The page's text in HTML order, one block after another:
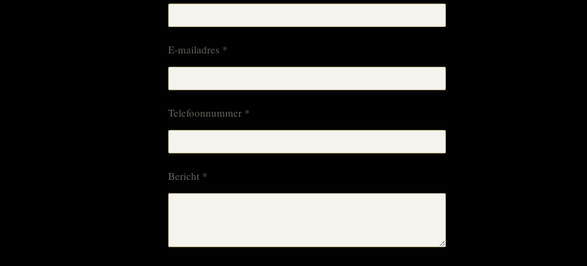
E-mailadres *
Telefoonnummer *
Bericht *